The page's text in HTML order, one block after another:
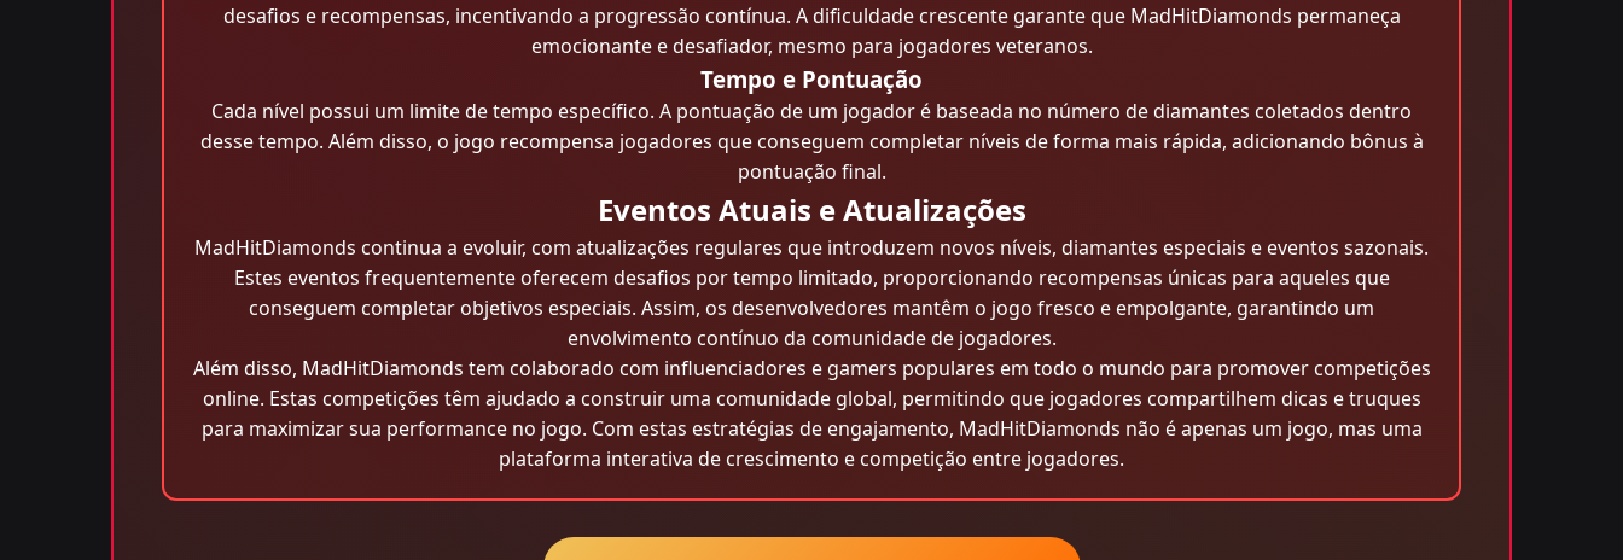
desafios e recompensas, incentivando a progressão contínua. A dificuldade crescente garante que MadHitDiamonds permaneça
emocionante e desafiador, mesmo para jogadores veteranos.
Tempo e Pontuação
Cada nível possui um limite de tempo específico. A pontuação de um jogador é baseada no número de diamantes coletados dentro
desse tempo. Além disso, o jogo recompensa jogadores que conseguem completar níveis de forma mais rápida, adicionando bônus à
pontuação final.
Eventos Atuais e Atualizações
MadHitDiamonds continua a evoluir, com atualizações regulares que introduzem novos níveis, diamantes especiais e eventos sazonais.
Estes eventos frequentemente oferecem desafios por tempo limitado, proporcionando recompensas únicas para aqueles que
conseguem completar objetivos especiais. Assim, os desenvolvedores mantêm o jogo fresco e empolgante, garantindo um
envolvimento contínuo da comunidade de jogadores.
Além disso, MadHitDiamonds tem colaborado com influenciadores e gamers populares em todo o mundo para promover competições
online. Estas competições têm ajudado a construir uma comunidade global, permitindo que jogadores compartilhem dicas e truques
para maximizar sua performance no jogo. Com estas estratégias de engajamento, MadHitDiamonds não é apenas um jogo, mas uma
plataforma interativa de crescimento e competição entre jogadores.